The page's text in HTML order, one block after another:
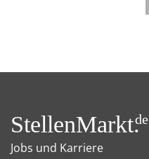
StellenMarkt.de
Jobs und Karriere